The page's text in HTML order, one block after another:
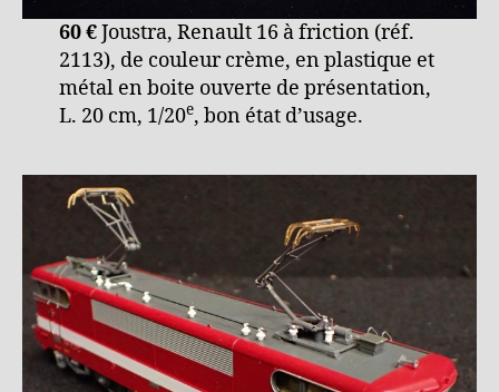
60 €Joustra, Renault 16 à friction (réf.
2113), de couleur crème, en plastique et
métal en boite ouverte de présentation,
L. 20 cm, 1/20e, bon état d’usage.